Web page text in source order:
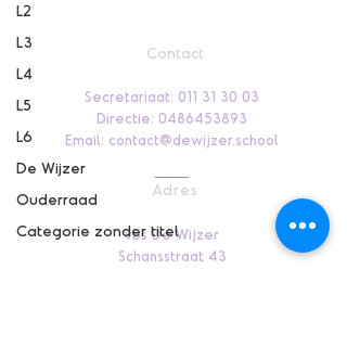
L2
L3
L4
L5
L6
De Wijzer
Ouderraad
Categorie zonder titel
Contact
Secretariaat: 011 31 30 03
Directie: 0486453893
Email: contact@dewijzer.school
Adres
vbs De Wijzer
Schansstraat 43